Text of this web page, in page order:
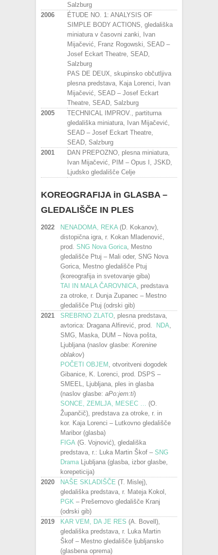
Salzburg
2006
ÉTUDE NO. 1: ANALYSIS OF
SIMPLE BODY ACTIONS, gledališka
miniatura v časovni zanki, Ivan
Mijačević, Franz Rogowski, SEAD –
Josef Eckart Theatre, SEAD,
Salzburg
PAS DE DEUX, skupinsko občutljiva
plesna predstava, Kaja Lorenci, Ivan
Mijačević, SEAD – Josef Eckart
Theatre, SEAD, Salzburg
2005
TECHNICAL IMPROV., partiturna
gledališka miniatura, Ivan Mijačević,
SEAD – Josef Eckart Theatre,
SEAD, Salzburg
2001
DAN PREPOZNO, plesna miniatura,
Ivan Mijačević, PIM – Opus I, JSKD,
Ljudsko gledališče Celje
KOREOGRAFIJA in GLASBA –
GLEDALIŠČE IN PLES
2022 NENADOMA, REKA (D. Kokanov),
distopična igra, r. Kokan Mladenović,
prod. SNG Nova Gorica , Mestno
gledališče Ptuj – Mali oder, SNG Nova
Gorica, Mestno gledališče Ptuj
(koreografija in svetovanje giba)
TAI IN MALA ČAROVNICA , predstava
za otroke, r. Dunja Zupanec – Mestno
gledališče Ptuj (odrski gib)
2021
SREBRNO ZLATO , plesna predstava,
avtorica: Dragana Alfirević, prod. NDA
SMG, Maska, DUM – Nova pošta,
Ljubljana (naslov glasbe: Korenine
oblakov)
POČETI OBJEM , otvoritveni dogodek
Gibanice, K. Lorenci, prod. DSPS –
SMEEL, Ljubljana, ples in glasba
(naslov glasbe: aPo:jem:ti)
SONCE, ZEMLJA, MESEC …
(O.
Župančič), predstava za otroke, r. in
kor. Kaja Lorenci – Lutkovno gledališče
Maribor (glasba)
FIGA (G. Vojnović), gledališka
predstava, r.: Luka Martin Škof – SNG
Drama Ljubljana (glasba, izbor glasbe,
korepeticija)
2020
NAŠE SKLADIŠČE (T. Mislej),
gledališka predstava, r. Mateja Kokol,
PGK – Prešernovo gledališče Kranj
(odrski gib)
2019
KAR VEM, DA JE RES (A. Bovell),
gledališka predstava, r. Luka Martin
Škof – Mestno gledališče ljubljansko
(glasbena oprema)